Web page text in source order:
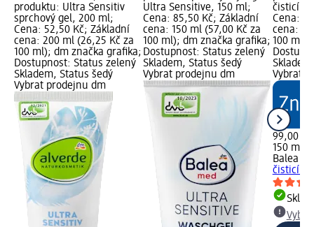
produktu: Ultra Sensitiv
sprchový gel, 200 ml;
Cena: 52,50 Kč; Základní
cena: 200 ml (26,25 Kč za
100 ml); dm značka grafika;
Dostupnost: Status zelený
Skladem, Status šedý
Vybrat prodejnu dm
Ultra Sensitive, 150 ml;
Cena: 85,50 Kč; Základní
cena: 150 ml (57,00 Kč za
100 ml); dm značka grafika;
Dostupnost: Status zelený
Skladem, Status šedý
Vybrat prodejnu dm
čisticí
Cena:
cena:
100 ml);
Vybrat
99,00 Kč
150 ml
Balea
čisticí